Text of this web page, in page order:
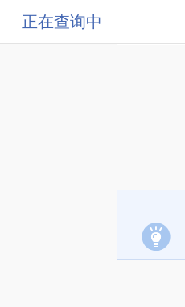
正在查询中